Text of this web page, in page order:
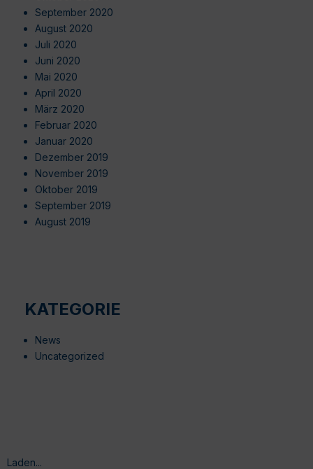
September 2020
August 2020
Juli 2020
Juni 2020
Mai 2020
April 2020
März 2020
Februar 2020
Januar 2020
Dezember 2019
November 2019
Oktober 2019
September 2019
August 2019
KATEGORIE
News
Uncategorized
Laden...